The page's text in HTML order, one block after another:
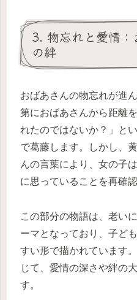
3. 物忘れと愛情
の絆
おばあさんの物忘れが進
第におばあさんから距離
れたのではないか？」と
で葛藤します。しかし、
んの言葉により、女の子
に思っていることを再確認
この部分の物語は、老い
ーマとなっており、子ど
すい形で描かれています
じて、愛情の深さや絆の
す。